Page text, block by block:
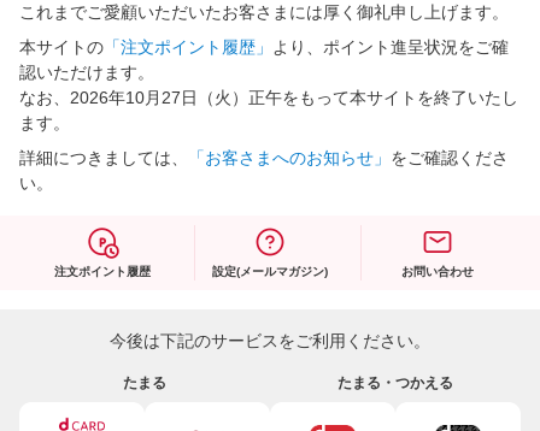
これまでご愛顧いただいたお客さまには厚く御礼申し上げます。
本サイトの 「注文ポイント履歴」
より、ポイント進呈状況をご確
認いただけます。
なお、2026年10月27日（火）正午をもって本サイトを終了いたし
ます。
詳細につきましては、
「お客さまへのお知らせ」 をご確認くださ
い。
注文ポイント履歴 設定(メールマガジン) お問い合わせ
今後は下記のサービスをご利用ください。
たまる たまる・つかえる